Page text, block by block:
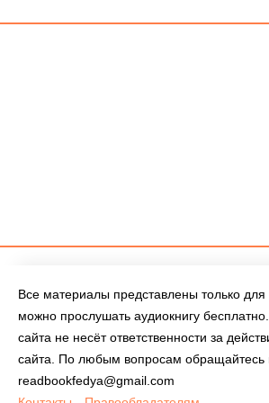
Все материалы представлены только для
можно прослушать аудиокнигу
сайта не несёт ответственности за
сайта. По любым вопросам обращайтесь
readbookfedya@gmail.com